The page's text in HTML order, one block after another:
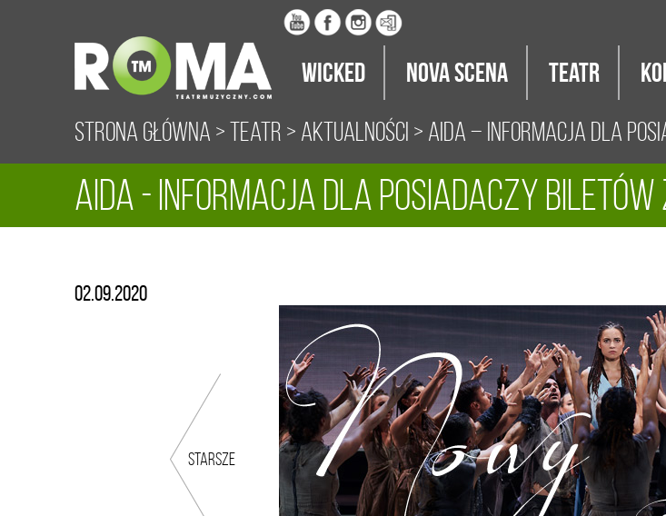
Wicked Nova Scena Teatr
Strona główna >Teatr > Aktualności > Aida – informacja dla
do 31.08
Aida - informacja dla posiadaczy biletów
02.09.2020
starsze